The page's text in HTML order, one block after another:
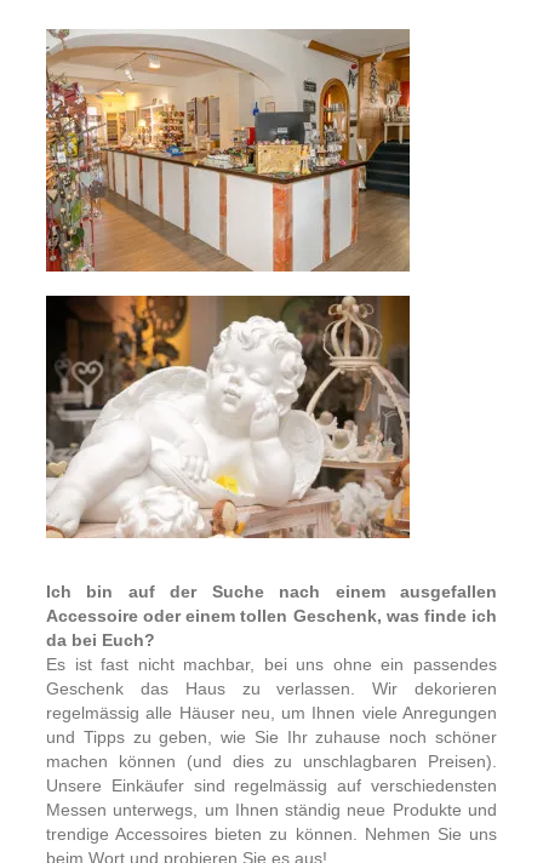
Ich bin auf der Suche nach einem ausgefallen
Accessoire oder einem tollen Geschenk, was finde ich
da bei Euch?
Es ist fast nicht machbar, bei uns ohne ein passendes
Geschenk das Haus zu verlassen. Wir dekorieren
regelmässig alle Häuser neu, um Ihnen viele Anregungen
und Tipps zu geben, wie Sie Ihr zuhause noch schöner
machen können (und dies zu unschlagbaren Preisen).
Unsere Einkäufer sind regelmässig auf verschiedensten
Messen unterwegs, um Ihnen ständig neue Produkte und
trendige Accessoires bieten zu können. Nehmen Sie uns
beim Wort und probieren Sie es aus!